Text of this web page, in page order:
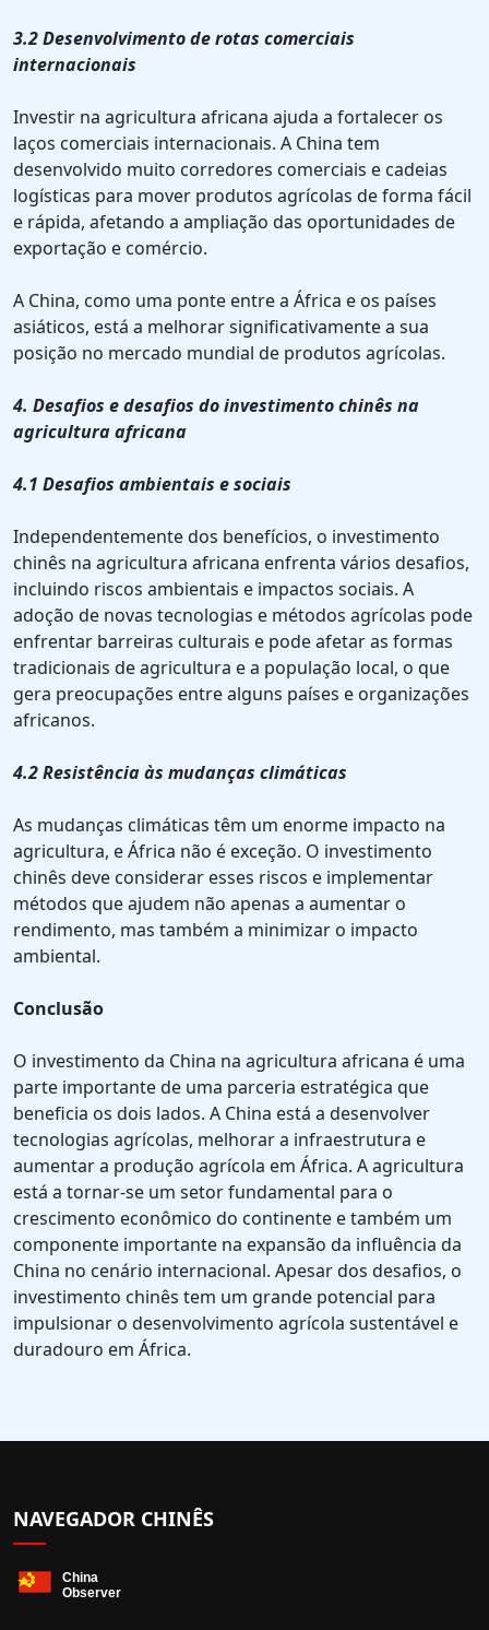
3.2 Desenvolvimento de rotas comerciais
internacionais
Investir na agricultura africana ajuda a fortalecer os
laços comerciais internacionais. A China tem
desenvolvido muito corredores comerciais e cadeias
logísticas para mover produtos agrícolas de forma fácil
e rápida, afetando a ampliação das oportunidades de
exportação e comércio.
A China, como uma ponte entre a África e os países
asiáticos, está a melhorar significativamente a sua
posição no mercado mundial de produtos agrícolas.
4. Desafios e desafios do investimento chinês na
agricultura africana
4.1 Desafios ambientais e sociais
Independentemente dos benefícios, o investimento
chinês na agricultura africana enfrenta vários desafios,
incluindo riscos ambientais e impactos sociais. A
adoção de novas tecnologias e métodos agrícolas pode
enfrentar barreiras culturais e pode afetar as formas
tradicionais de agricultura e a população local, o que
gera preocupações entre alguns países e organizações
africanos.
4.2 Resistência às mudanças climáticas
As mudanças climáticas têm um enorme impacto na
agricultura, e África não é exceção. O investimento
chinês deve considerar esses riscos e implementar
métodos que ajudem não apenas a aumentar o
rendimento, mas também a minimizar o impacto
ambiental.
Conclusão
O investimento da China na agricultura africana é uma
parte importante de uma parceria estratégica que
beneficia os dois lados. A China está a desenvolver
tecnologias agrícolas, melhorar a infraestrutura e
aumentar a produção agrícola em África. A agricultura
está a tornar-se um setor fundamental para o
crescimento econômico do continente e também um
componente importante na expansão da influência da
China no cenário internacional. Apesar dos desafios, o
investimento chinês tem um grande potencial para
impulsionar o desenvolvimento agrícola sustentável e
duradouro em África.
NAVEGADOR CHINÊS